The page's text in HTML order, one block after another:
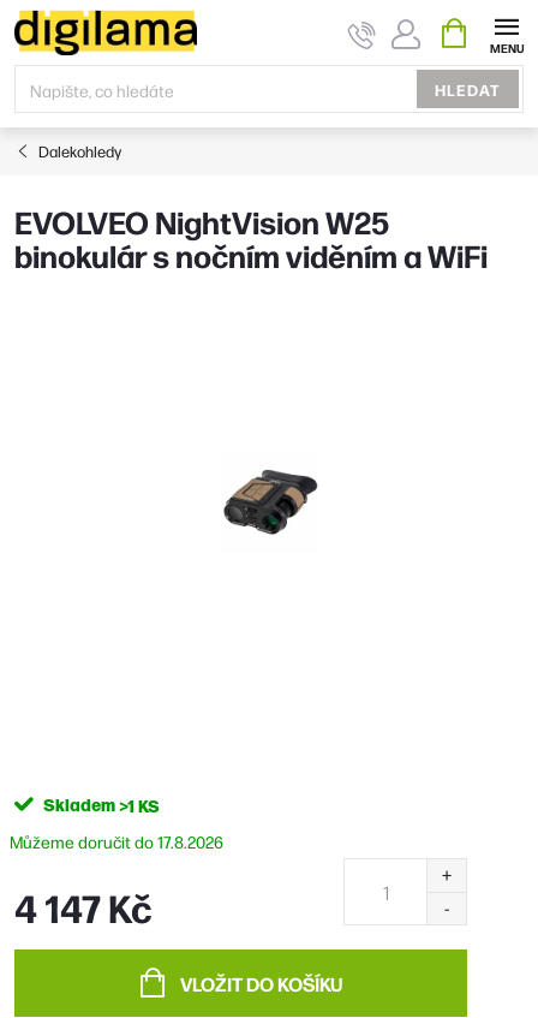
Přejít
na
obsah
HLEDAT
KOŠÍK
Dalekohledy
EVOLVEO NightVision W25
binokulár s nočním viděním a WiFi
Skladem>1 KS
17.8.2026
4 147 Kč
VLOŽIT DO KOŠÍKU